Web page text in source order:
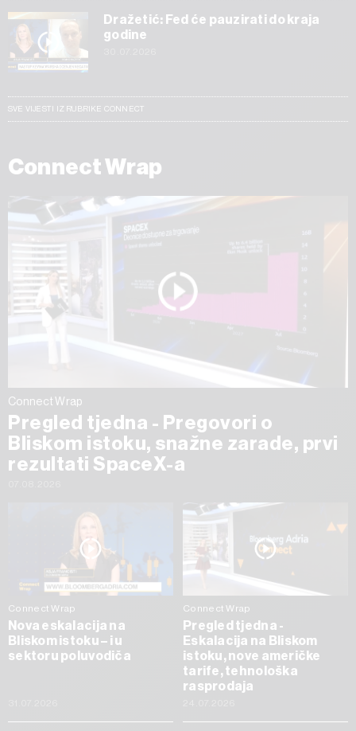
Dražetić: Fed će pauzirati do kraja
godine
SVE VIJESTI IZ RUBRIKE CONNECT
Connect Wrap
Connect Wrap
Pregled tjedna - Pregovori o
Bliskom istoku, snažne zarade, prvi
rezultati SpaceX-a
Connect Wrap
Nova eskalacija na
Bliskom istoku – i u
sektoru poluvodiča
Connect Wrap
Pregled tjedna -
Eskalacija na Bliskom
istoku, nove američke
tarife, tehnološka
rasprodaja